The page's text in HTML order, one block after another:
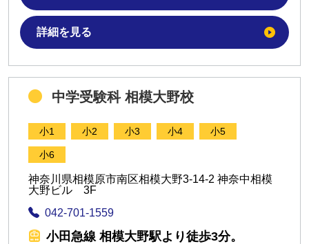
詳細を見る
中学受験科 相模大野校
小1 小2 小3 小4 小5
小6
神奈川県相模原市南区相模大野3-14-2 神奈中相模
大野ビル 3F
042-701-1559
小田急線 相模大野駅より徒歩3分。